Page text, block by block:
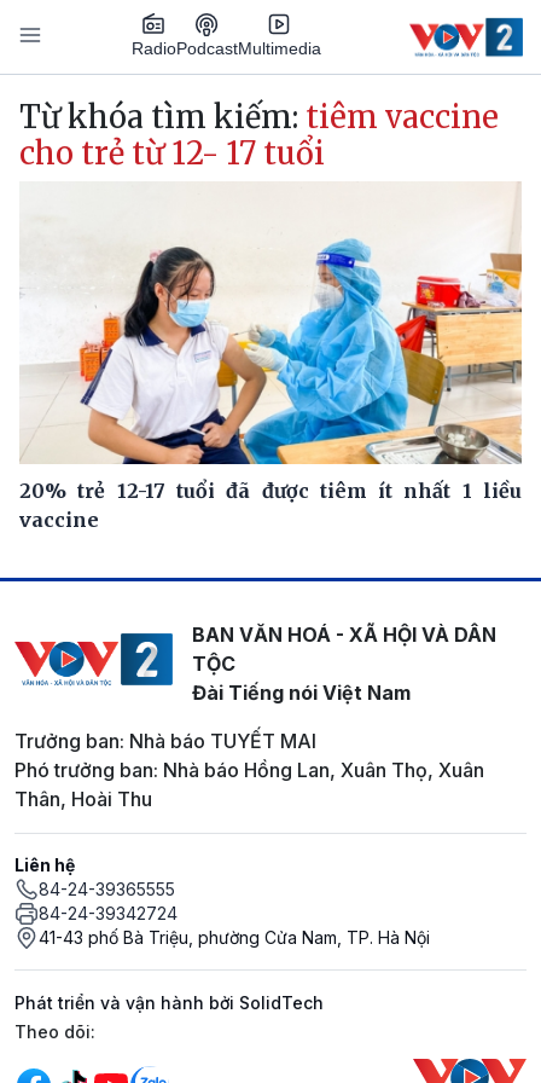
Nhảy đến nội dung
RadioPodcastMultimedia
Main navigation
Từ khóa tìm kiếm: tiêm vaccine
cho trẻ từ 12- 17 tuổi
20% trẻ 12-17 tuổi đã được tiêm ít nhất 1 liều
vaccine
BAN VĂN HOÁ - XÃ HỘI VÀ DÂN
TỘC
Đài Tiếng nói Việt Nam
Trưởng ban: Nhà báo TUYẾT MAI
Phó trưởng ban: Nhà báo Hồng Lan, Xuân Thọ, Xuân
Thân, Hoài Thu
Liên hệ
84-24-39365555
84-24-39342724
41-43 phố Bà Triệu, phường Cửa Nam, TP. Hà Nội
Phát triển và vận hành bởi SolidTech
Mạng xã hội
Theo dõi: